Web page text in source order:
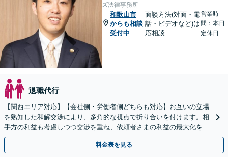
ズ法律事務所
和歌山市
からも相談
受付中
面談方法(対面・電
話・ビデオなど)は
応相談
営業時
間：本日
定休日
退職代行
【関西エリア対応】【会社側・労働者側どちらも対応】お互いの立場
を熟知した和解交渉により、多角的な視点で折り合いを付けます。相
手方の利益も考慮しつつ交渉を重ね、依頼者さまの利益の最大化を目
指す「不当解雇／労災の損害賠償請求／未払い残業代請求」
料金表を見る